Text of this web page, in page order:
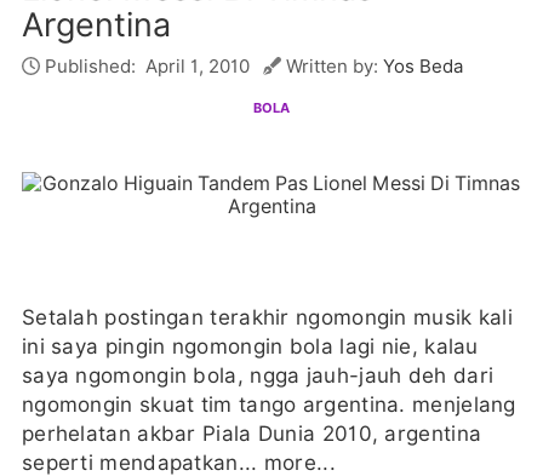
Argentina
Published: April 1, 2010 Written by: Yos Beda
BOLA
Setalah postingan terakhir ngomongin musik kali
ini saya pingin ngomongin bola lagi nie, kalau
saya ngomongin bola, ngga jauh-jauh deh dari
ngomongin skuat tim tango argentina. menjelang
perhelatan akbar Piala Dunia 2010, argentina
seperti mendapatkan... more...